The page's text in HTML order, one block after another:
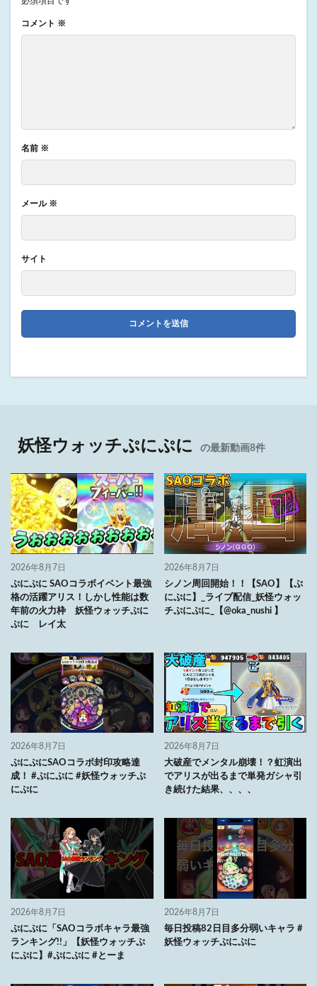
コメント ※
名前 ※
メール ※
サイト
妖怪ウォッチぷにぷに の最新動画8件
2026年8月7日
ぷにぷに SAOコラボイベント最強
格の活躍アリス！しかし性能は数
年前の火力枠 妖怪ウォッチぷに
ぷに レイ太
2026年8月7日
シノン周回開始！！【SAO】【ぷ
にぷに】_ライブ配信_妖怪ウォッ
チぷにぷに_【@oka_nushi 】
2026年8月7日
ぷにぷにSAOコラボ封印攻略達
成！ #ぷにぷに #妖怪ウォッチぷ
にぷに
2026年8月7日
大破産でメンタル崩壊！？虹演出
でアリスが出るまで単発ガシャ引
き続けた結果、、、、
2026年8月7日
ぷにぷに「SAOコラボキャラ最強
ランキング!!」【妖怪ウォッチぷ
にぷに】#ぷにぷに #とーま
2026年8月7日
毎日投稿82日目多分弱いキャラ #
妖怪ウォッチぷにぷに